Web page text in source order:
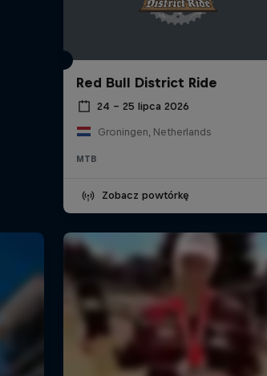
Red Bull District Ride
24 – 25 lipca 2026
Groningen, Netherlands
MTB
Zobacz powtórkę